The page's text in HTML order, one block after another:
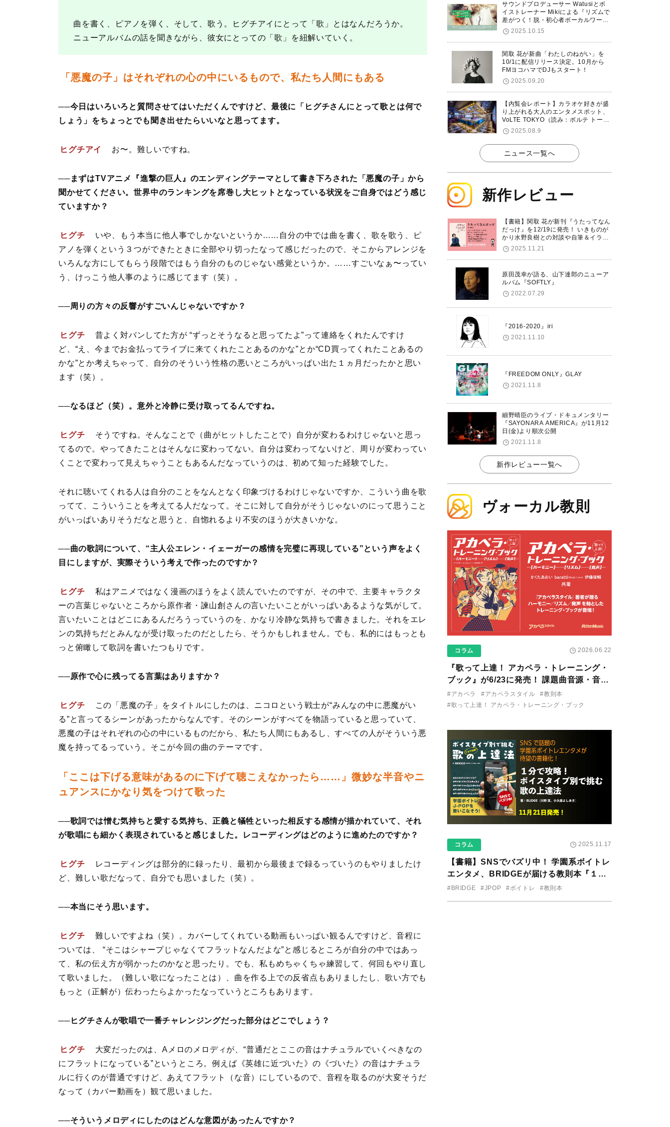
曲を書く、ピアノを弾く、そして、歌う。ヒグチアイにとって「歌」とはなんだろうか。
ニューアルバムの話を聞きながら、彼女にとっての「歌」を紐解いていく。
「悪魔の子」はそれぞれの心の中にいるもので、私たち人間にもある
──今日はいろいろと質問させてはいただくんですけど、最後に「ヒグチさんにとって歌とは何で
しょう」をちょっとでも聞き出せたらいいなと思ってます。
ヒグチアイ お〜。難しいですね。
──まずはTVアニメ『進撃の巨人』のエンディングテーマとして書き下ろされた「悪魔の子」から
聞かせてください。世界中のランキングを席巻し大ヒットとなっている状況をご自身ではどう感じ
ていますか？
ヒグチ
いや、もう本当に他人事でしかないというか……自分の中では曲を書く、歌を歌う、ピ
アノを弾くという３つができたときに全部やり切ったなって感じだったので、そこからアレンジを
いろんな方にしてもらう段階ではもう自分のものじゃない感覚というか。……すごいなぁ〜ってい
う、けっこう他人事のように感じてます（笑）。
──周りの方々の反響がすごいんじゃないですか？
ヒグチ
昔よく対バンしてた方が “ずっとそうなると思ってたよ”って連絡をくれたんですけ
ど、“え、今までお金払ってライブに来てくれたことあるのかな”とか“CD買ってくれたことあるの
かな”とか考えちゃって、自分のそういう性格の悪いところがいっぱい出た１ヵ月だったかと思い
ます（笑）。
──なるほど（笑）。意外と冷静に受け取ってるんですね。
ヒグチ
そうですね。そんなことで（曲がヒットしたことで）自分が変わるわけじゃないと思っ
てるので。やってきたことはそんなに変わってない。自分は変わってないけど、周りが変わってい
くことで変わって見えちゃうこともあるんだなっていうのは、初めて知った経験でした。
それに聴いてくれる人は自分のことをなんとなく印象づけるわけじゃないですか、こういう曲を歌
ってて、こういうことを考えてる人だなって。そこに対して自分がそうじゃないのにって思うこと
がいっぱいありそうだなと思うと、自惚れるより不安のほうが大きいかな。
──曲の歌詞について、“主人公エレン・イェーガーの感情を完璧に再現している”という声をよく
目にしますが、実際そういう考えで作ったのですか？
ヒグチ
私はアニメではなく漫画のほうをよく読んでいたのですが、その中で、主要キャラクタ
ーの言葉じゃないところから原作者・諫山創さんの言いたいことがいっぱいあるような気がして。
言いたいことはどこにあるんだろうっていうのを、かなり冷静な気持ちで書きました。それをエレ
ンの気持ちだとみんなが受け取ったのだとしたら、そうかもしれません。でも、私的にはもっとも
っと俯瞰して歌詞を書いたつもりです。
──原作で心に残ってる言葉はありますか？
ヒグチ
この「悪魔の子」をタイトルにしたのは、ニコロという戦士が“みんなの中に悪魔がい
る”と言ってるシーンがあったからなんです。そのシーンがすべてを物語っていると思っていて、
悪魔の子はそれぞれの心の中にいるものだから、私たち人間にもあるし、すべての人がそういう悪
魔を持ってるっていう。そこが今回の曲のテーマです。
「ここは下げる意味があるのに下げて聴こえなかったら……」微妙な半音やニ
ュアンスにかなり気をつけて歌った
──歌詞では憎む気持ちと愛する気持ち、正義と犠牲といった相反する感情が描かれていて、それ
が歌唱にも細かく表現されていると感じました。レコーディングはどのように進めたのですか？
ヒグチ
レコーディングは部分的に録ったり、最初から最後まで録るっていうのもやりましたけ
ど、難しい歌だなって、自分でも思いました（笑）。
──本当にそう思います。
ヒグチ
難しいですよね（笑）。カバーしてくれている動画もいっぱい観るんですけど、音程に
ついては、 “そこはシャープじゃなくてフラットなんだよな”と感じるところが自分の中ではあっ
て、私の伝え方が弱かったのかなと思ったり。でも、私もめちゃくちゃ練習して、何回もやり直し
て歌いました。（難しい歌になったことは）、曲を作る上での反省点もありましたし、歌い方でも
もっと（正解が）伝わったらよかったなっていうところもあります。
──ヒグチさんが歌唱で一番チャレンジングだった部分はどこでしょう？
ヒグチ
大変だったのは、Aメロのメロディが、“普通だとここの音はナチュラルでいくべきなの
にフラットになっている”というところ。例えば《英雄に近づいた》の《づいた》の音はナチュラ
ルに行くのが普通ですけど、あえてフラット（な音）にしているので、音程を取るのが大変そうだ
なって（カバー動画を）観て思いました。
──そういうメロディにしたのはどんな意図があったんですか？
サウンドプロデューサー Watusiとボ
イストレーナー Mikiによる『リズムで
差がつく！脱・初心者ボーカルワーク
ショップ』が12/7に渋谷で開催！
2025.10.15
関取 花が新曲「わたしのねがい」を
10/1に配信リリース決定。10月から
FMヨコハマでDJもスタート！
2025.09.20
【内覧会レポート】カラオケ好きが盛
り上がれる大人のエンタメスポット、
VoLTE TOKYO（読み：ボルテ トーキ
ョー）が東京・品川に8/8グランドオ
ープン！
2025.08.9
ニュース一覧へ
新作レビュー
【書籍】関取 花が新刊『うたってなん
だっけ』を12/19に発売！ いきものが
かり水野良樹との対談や自筆＆イラス
トで綴る自分史も掲載。さらに自身の
誕生日12/18に渋谷で出版記念イベン
トを開催！
2025.11.21
原田茂幸が語る、山下達郎のニューア
ルバム『SOFTLY』
2022.07.29
『2016-2020』iri
2021.11.10
『FREEDOM ONLY』GLAY
2021.11.8
細野晴臣のライブ・ドキュメンタリー
『SAYONARA AMERICA』が11月12
日(金)より順次公開
2021.11.8
新作レビュー一覧へ
ヴォーカル教則
コラム 2026.06.22
『歌って上達！ アカペラ・トレーニング・
ブック』が6/23に発売！ 課題曲音源・音取
り用アプリを公開。
#アカペラ #アカペラスタイル
#教則本
#歌って上達！ アカペラ・トレーニング・ブック
コラム 2025.11.17
【書籍】SNSでバズリ中！ 学園系ボイトレ
エンタメ、BRIDGEが届ける教則本『１分
で攻略！ ボイスタイプ別で挑む歌の上達
#BRIDGE #JPOP #ボイトレ #教則本